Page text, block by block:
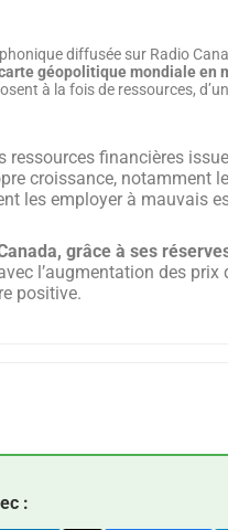
diffusée sur Radio
géopolitique mondiale en
à la fois de ressources,
ressources financières
croissance, notamment
les employer à mauvais
grâce à ses
l’augmentation des prix
positive.
: